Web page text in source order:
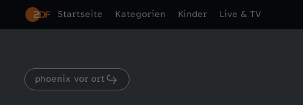
Startseite Kategorien Kinder Live & TV
phoenix vor ort